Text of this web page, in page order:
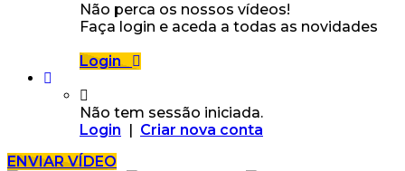
Não perca os nossos vídeos!
Faça login e aceda a todas as novidades
Login
Não tem sessão iniciada.
Login | Criar nova conta
ENVIAR VÍDEO